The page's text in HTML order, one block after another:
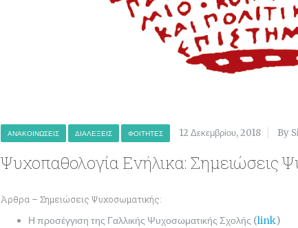
ΑΝΑΚΟΙΝΏΣΕΙΣ ΔΙΑΛΈΞΕΙΣ ΦΟΙΤΗΤΈΣ 12 Δεκεμβρίου, 2018 By
Ψυχοπαθολογία Ενήλικα: Σημειώσεις
Άρθρα – Σημειώσεις Ψυχοσωματικής:
Η προσέγγιση της Γαλλικής Ψυχοσωματικής Σχολής (link)